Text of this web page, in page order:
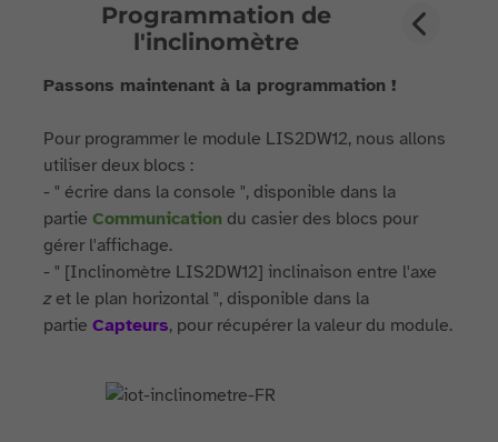
Programmation de
l'inclinomètre
Passons maintenant à la programmation !
Pour programmer le module LIS2DW12, nous allons
utiliser deux blocs :
- " écrire dans la console ", disponible dans la
partieCommunication du casier des blocs pour
gérer l'affichage.
- " [Inclinomètre LIS2DW12] inclinaison entre l'axe
zet le plan horizontal ", disponible dans la
partieCapteurs, pour récupérer la valeur du module.